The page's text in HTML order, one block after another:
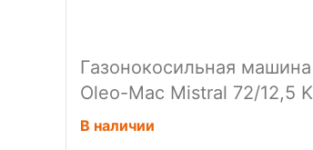
Газонокосильная машина
Oleo-Mac Mistral 72/12,5 K
H12,5 л.с.
В наличии